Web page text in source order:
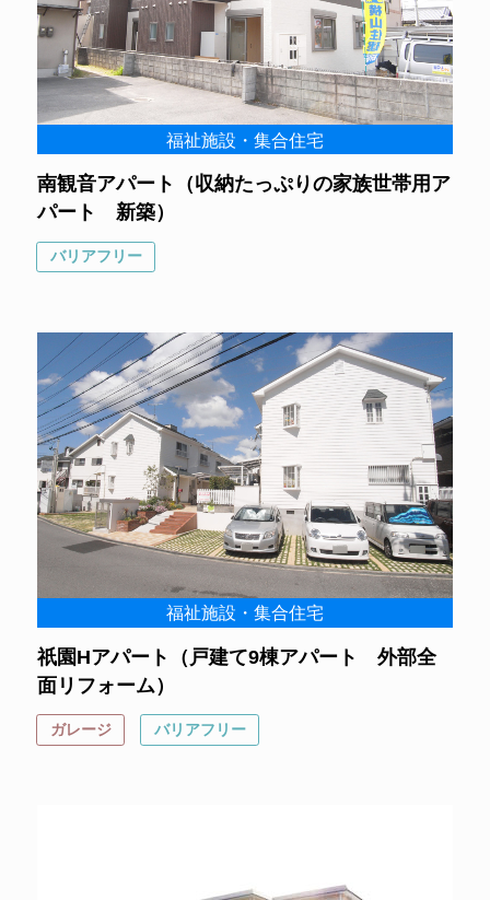
福祉施設・集合住宅
南観音アパート（収納たっぷりの家族世帯用ア
パート 新築）
バリアフリー
福祉施設・集合住宅
祇園Hアパート（戸建て9棟アパート 外部全
面リフォーム）
ガレージ バリアフリー